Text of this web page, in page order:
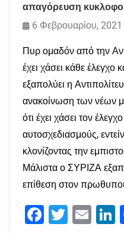
απαγόρευση
6 Φεβρουαρίου, 2021
Πυρ ομαδόν από την
έχει χάσει κάθε έλεγχο
εξαπολύει η
ανακοίνωση των νέων
ότι έχει χάσει τον
αυτοσχεδιασμούς,
κλονίζοντας την
Μάλιστα ο ΣΥΡΙΖΑ
επίθεση στον
Facebook
Twitter Email